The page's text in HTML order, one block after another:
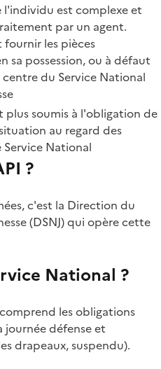
l'individu est complexe et
par un agent.
les pièces
sa possession, ou à défaut
du Service National
plus soumis à l'obligation de
au regard des
National
?
c'est la Direction du
(DSNJ) qui opère cette
National ?
les obligations
journée défense et
drapeaux, suspendu).